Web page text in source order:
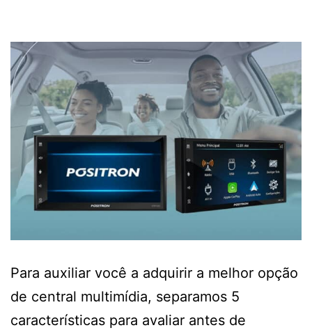
Para auxiliar você a adquirir a melhor opção
de central multimídia, separamos 5
características para avaliar antes de